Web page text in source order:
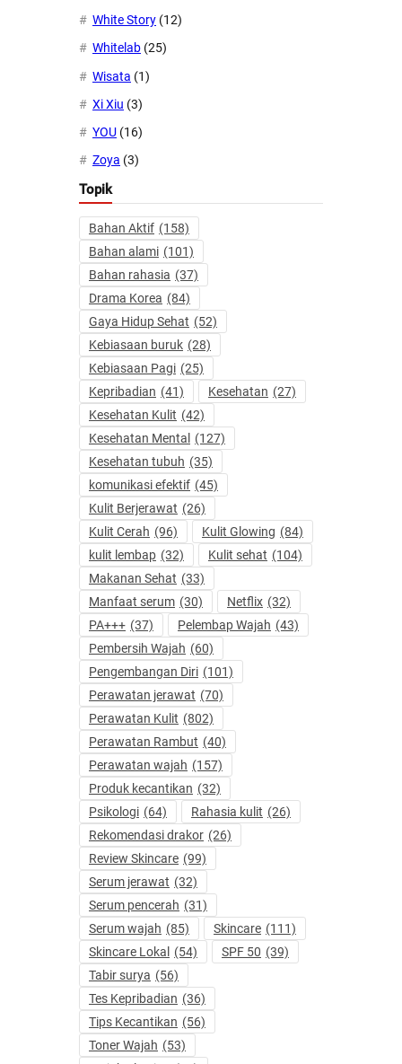
White Story (12)
Whitelab (25)
Wisata (1)
Xi Xiu (3)
YOU (16)
Zoya (3)
Topik
Bahan Aktif (158)
Bahan alami (101)
Bahan rahasia (37)
Drama Korea (84)
Gaya Hidup Sehat (52)
Kebiasaan buruk (28)
Kebiasaan Pagi (25)
Kepribadian (41) Kesehatan (27)
Kesehatan Kulit (42)
Kesehatan Mental
(127)
Kesehatan tubuh (35)
komunikasi efektif (45)
Kulit Berjerawat (26)
Kulit Cerah (96) Kulit Glowing (84)
kulit lembap (32) Kulit sehat (104)
Makanan Sehat (33)
Manfaat serum (30) Netflix (32)
PA+++ (37) Pelembap Wajah (43)
Pembersih Wajah (60)
Pengembangan Diri (101)
Perawatan jerawat (70)
Perawatan Kulit (802)
Perawatan Rambut (40)
Perawatan wajah (157)
Produk kecantikan (32)
Psikologi (64) Rahasia kulit (26)
Rekomendasi drakor (26)
Review Skincare (99)
Serum jerawat (32)
Serum pencerah (31)
Serum wajah (85) Skincare (111)
Skincare Lokal
(54) SPF 50 (39)
Tabir surya (56)
Tes Kepribadian (36)
Tips Kecantikan (56)
Toner Wajah (53)